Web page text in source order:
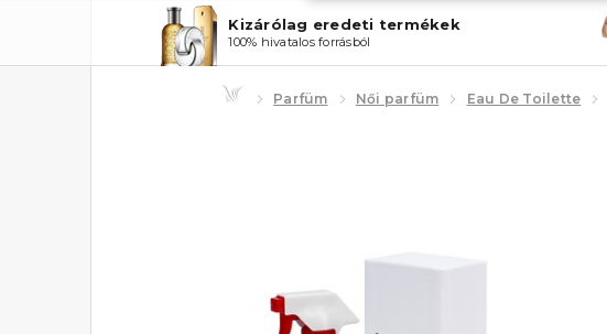
Kizárólag eredeti termékek
100% hivatalos forrásból
Parfüm Női parfüm Eau De Toilette